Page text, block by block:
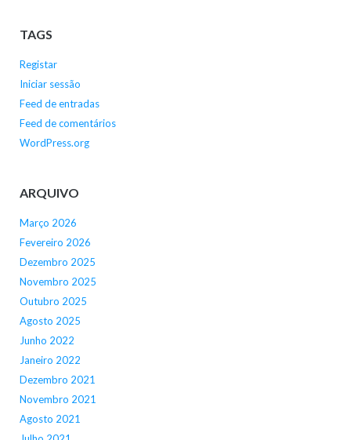
TAGS
Registar
Iniciar sessão
Feed de entradas
Feed de comentários
WordPress.org
ARQUIVO
Março 2026
Fevereiro 2026
Dezembro 2025
Novembro 2025
Outubro 2025
Agosto 2025
Junho 2022
Janeiro 2022
Dezembro 2021
Novembro 2021
Agosto 2021